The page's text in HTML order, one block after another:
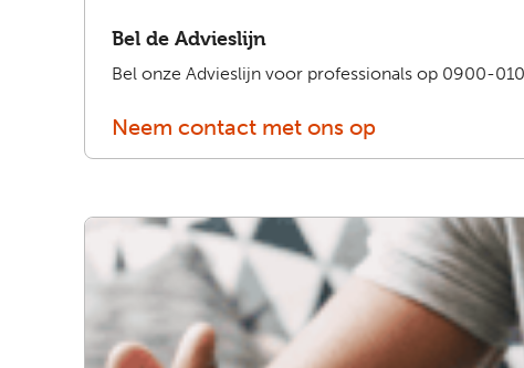
Bel de Advieslijn
Bel onze Advieslijn voor professionals op 0900-
Neem contact met ons op